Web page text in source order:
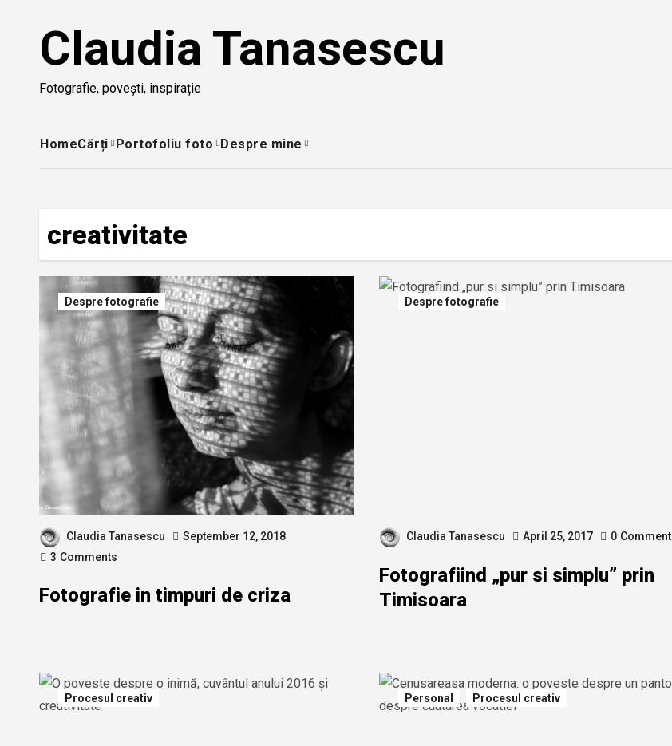
Claudia Tanasescu
Fotografie, povești, inspirație
HomeCărți Portofoliu foto Despre mine
creativitate
Despre fotografie
Claudia Tanasescu
September 12, 2018
3 Comments
Fotografie in timpuri de criza
Despre fotografie
Claudia Tanasescu April 25, 2017 0 Comment
Fotografiind „pur si simplu” prin
Timisoara
Procesul creativ Personal Procesul creativ